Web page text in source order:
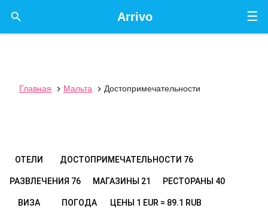
☰
Arrivo

Главная  Мальта  Достопримечательности
ОТЕЛИ ДОСТОПРИМЕЧАТЕЛЬНОСТИ 76
РАЗВЛЕЧЕНИЯ 76 МАГАЗИНЫ 21 РЕСТОРАНЫ 40
ВИЗА ПОГОДА ЦЕНЫ 1 EUR = 89.1 RUB